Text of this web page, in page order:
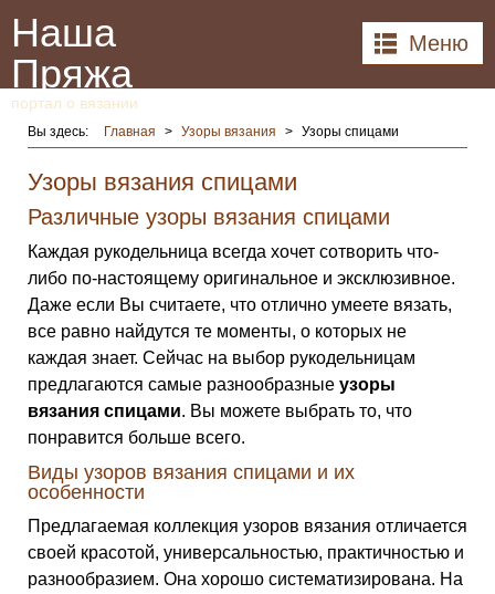
Наша
Пряжа
портал о вязании
Меню
Вы здесь: Главная > Узоры вязания > Узоры спицами
Узоры вязания спицами
Различные узоры вязания спицами
Каждая рукодельница всегда хочет сотворить что-
либо по-настоящему оригинальное и эксклюзивное.
Даже если Вы считаете, что отлично умеете вязать,
все равно найдутся те моменты, о которых не
каждая знает. Сейчас на выбор рукодельницам
предлагаются самые разнообразные узоры
вязания спицами. Вы можете выбрать то, что
понравится больше всего.
Виды узоров вязания спицами и их
особенности
Предлагаемая коллекция узоров вязания отличается
своей красотой, универсальностью, практичностью и
разнообразием. Она хорошо систематизирована. На